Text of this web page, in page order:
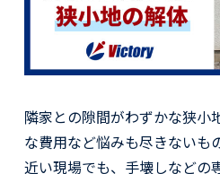
サイト内
隣家との隙間がわずかな狭小
な費用など悩みも尽きないも
近い現場でも、手壊しなどの